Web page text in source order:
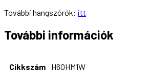
További hangszórók: itt
További információk
Cikkszám H6OHM1W